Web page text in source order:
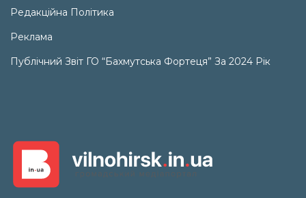
Редакційна Політика
Реклама
Публічний Звіт ГО “Бахмутська Фортеця” За 2024 Рік